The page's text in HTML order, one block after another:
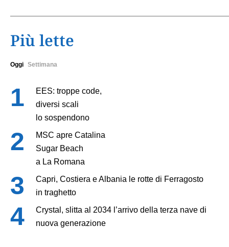
Più lette
Oggi Settimana
EES: troppe code,
diversi scali
lo sospendono
MSC apre Catalina
Sugar Beach
a La Romana
Capri, Costiera e Albania le rotte di Ferragosto
in traghetto
Crystal, slitta al 2034 l’arrivo della terza nave di
nuova generazione